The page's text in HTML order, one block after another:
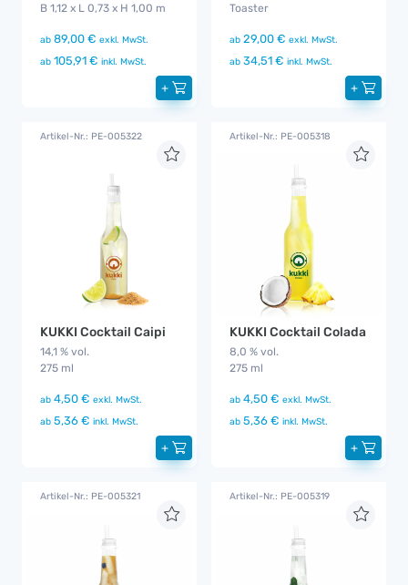
B 1,12 x L 0,73 x H 1,00 m
ab 89,00 € exkl. MwSt.
ab 105,91 € inkl. MwSt.
+
Toaster
ab 29,00 € exkl. MwSt.
ab 34,51 € inkl. MwSt.
+
Artikel-Nr.: PE-005322
KUKKI Cocktail Caipi
14,1 % vol.
275 ml
ab 4,50 € exkl. MwSt.
ab 5,36 € inkl. MwSt.
+
Artikel-Nr.: PE-005318
KUKKI Cocktail Colada
8,0 % vol.
275 ml
ab 4,50 € exkl. MwSt.
ab 5,36 € inkl. MwSt.
+
Artikel-Nr.: PE-005321 Artikel-Nr.: PE-005319